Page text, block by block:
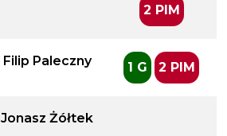
2 PIM
Filip Paleczny 1 G 2 PIM
Jonasz Żółtek